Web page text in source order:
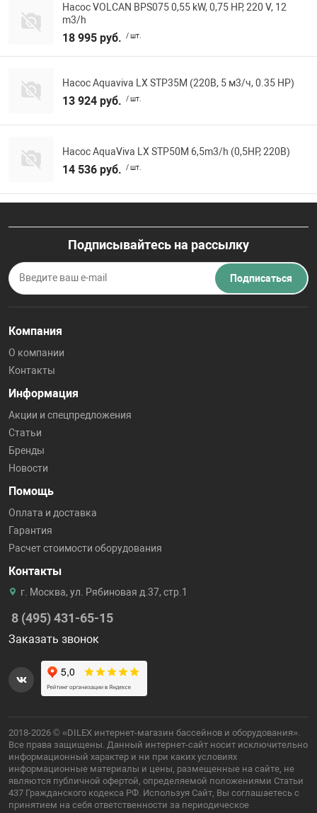
Насос VOLCAN BPS075 0,55 kW, 0,75 HP, 220 V, 12
m3/h
18 995 руб. / шт.
Насос Aquaviva LX STP35M (220В, 5 м3/ч, 0.35 HP)
13 924 руб. / шт.
Насос AquaViva LX STP50M 6,5m3/h (0,5HP, 220В)
14 536 руб. / шт.
Подписывайтесь на рассылку
Подписаться
Компания
О компании
Контакты
Информация
Акции и спецпредложения
Статьи
Бренды
Новости
Помощь
Оплата и доставка
Гарантия
Расчет стоимости оборудования
Контакты
г. Москва, ул. Рябиновая д.37, стр.1
8 (495) 431-65-15
Заказать звонок
2018-2026 © «DILEX интернет-магазин бассейнов и оборудования».
Все права защищены. Данный интернет-сайт носит исключительно
информационный характер и ни при каких условиях
информационные материалы и цены, размещенные на сайте, не
являются публичной офертой, определяемой положениями Статьи
437 Гражданского кодекса РФ. Используя Сайт, Вы соглашаетесь с
принятием на себя ответственности за периодическое